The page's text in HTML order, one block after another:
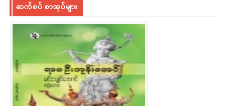
ဆက်စပ် စာအုပ်များ